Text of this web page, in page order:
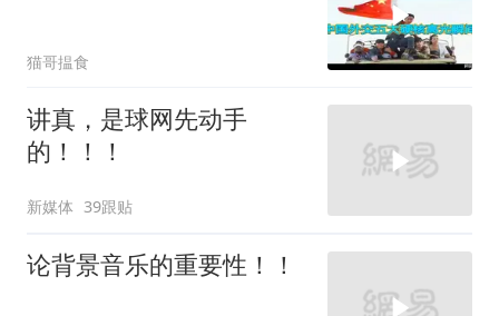
猫哥揾食
讲真，是球网先动手
的！！！
新媒体 39跟贴
论背景音乐的重要性！！